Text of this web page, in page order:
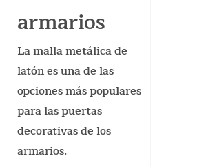
armarios
La malla metálica de
latón es una de las
opciones más populares
para las puertas
decorativas de los
armarios.